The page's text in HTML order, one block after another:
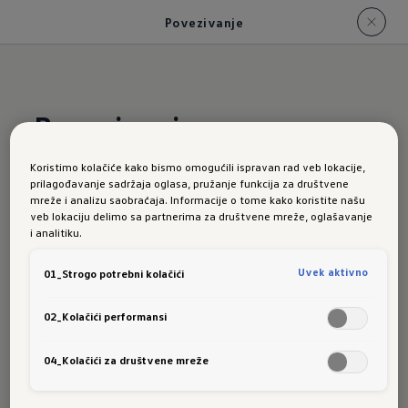
Povezivanje
Povezivanje
ID.5
U retkim slučajevima postoji mogućnost da cene nisu
Koristimo kolačiće kako bismo omogućili ispravan rad veb lokacije,
prilagođavanje sadržaja oglasa, pružanje funkcija za društvene
mreže i analizu saobraćaja. Informacije o tome kako koristite našu
veb lokaciju delimo sa partnerima za društvene mreže, oglašavanje
i analitiku.
01_Strogo potrebni kolačići Uvek aktivno
02_Kolačići performansi
04_Kolačići za društvene mreže